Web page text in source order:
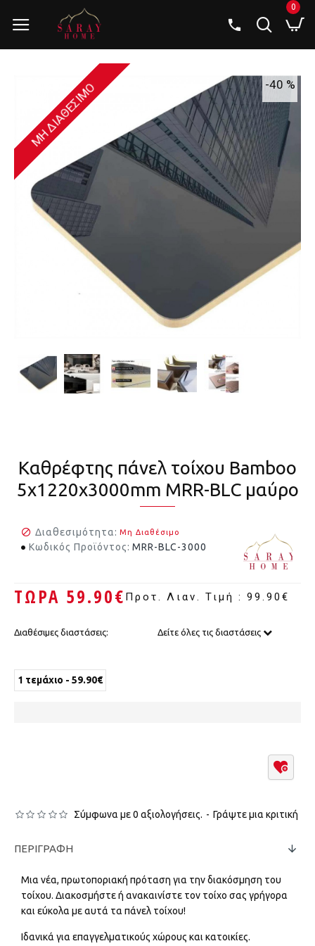
0
-40 %
ΜΗ ΔΙΑΘΈΣΙΜΟ
Καθρέφτης πάνελ τοίχου Bamboo
5x1220x3000mm MRR-BLC μαύρο
Σύμφωνα με 0 αξιολογήσεις. - Γράψτε μια κριτική
ΤΩΡΑ 59.90€ Προτ. Λιαν. Τιμή : 99.90€
Διαθεσιμότητα: Μη Διαθέσιμο
Κωδικός Προϊόντος: MRR-BLC-3000
Διαθέσιμες διαστάσεις: Δείτε όλες τις διαστάσεις
1 τεμάχιο - 59.90€
ΠΕΡΙΓΡΑΦΉ
Μια νέα, πρωτοποριακή πρόταση για την διακόσμηση του
τοίχου. Διακοσμήστε ή ανακαινίστε τον τοίχο σας γρήγορα
και εύκολα με αυτά τα πάνελ τοίχου!
Ιδανικά για επαγγελματικούς χώρους και κατοικίες.